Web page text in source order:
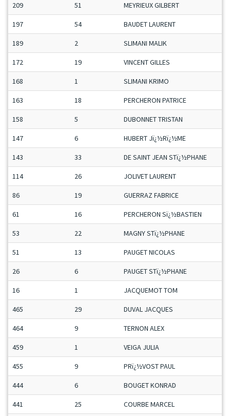
209 51 MEYRIEUX GILBERT
197 54 BAUDET LAURENT
189 2 SLIMANI MALIK
172 19 VINCENT GILLES
168 1 SLIMANI KRIMO
163 18 PERCHERON PATRICE
158 5 DUBONNET TRISTAN
147 6 HUBERT Jï¿½Rï¿½ME
143 33 DE SAINT JEAN STï¿½PHANE
114 26 JOLIVET LAURENT
86 19 GUERRAZ FABRICE
61 16 PERCHERON Sï¿½BASTIEN
53 22 MAGNY STï¿½PHANE
51 13 PAUGET NICOLAS
26 6 PAUGET STï¿½PHANE
16 1 JACQUEMOT TOM
465 29 DUVAL JACQUES
464 9 TERNON ALEX
459 1 VEIGA JULIA
455 9 PRï¿½VOST PAUL
444 6 BOUGET KONRAD
441 25 COURBE MARCEL